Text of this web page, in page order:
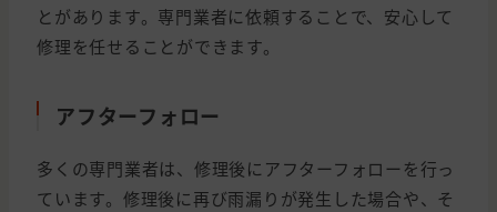
とがあります。専門業者に依頼することで、安心して
修理を任せることができます。
アフターフォロー
多くの専門業者は、修理後にアフターフォローを行っ
ています。修理後に再び雨漏りが発生した場合や、そ